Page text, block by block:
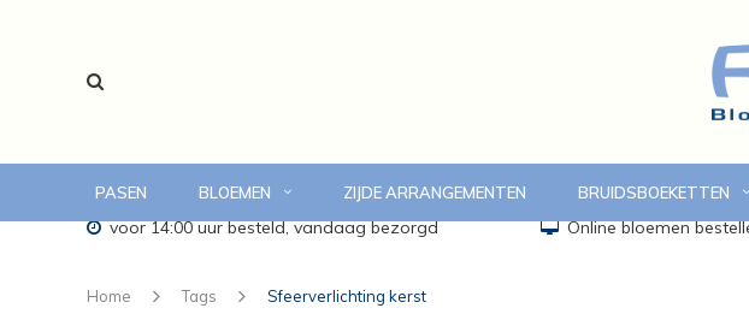
PASEN BLOEMEN ZIJDE ARRANGEMENTEN BRUIDSBOEKETTEN
voor 14:00 uur besteld, vandaag bezorgd Online bloemen
Home Tags Sfeerverlichting kerst